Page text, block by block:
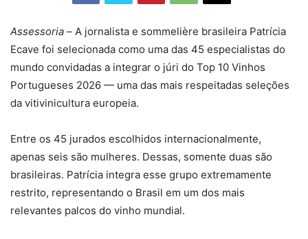
Assessoria – A jornalista e sommelière brasileira Patrícia
Ecave foi selecionada como uma das 45 especialistas do
mundo convidadas a integrar o júri do Top 10 Vinhos
Portugueses 2026 — uma das mais respeitadas seleções
da vitivinicultura europeia.
Entre os 45 jurados escolhidos internacionalmente,
apenas seis são mulheres. Dessas, somente duas são
brasileiras. Patrícia integra esse grupo extremamente
restrito, representando o Brasil em um dos mais
relevantes palcos do vinho mundial.